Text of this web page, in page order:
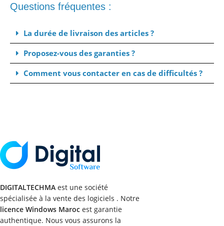
Questions fréquentes :
La durée de livraison des articles ?
Proposez-vous des garanties ?
Comment vous contacter en cas de difficultés ?
DIGITALTECHMA est une société
spécialisée à la vente des logiciels . Notre
licence Windows Maroc est garantie
authentique. Nous vous assurons la